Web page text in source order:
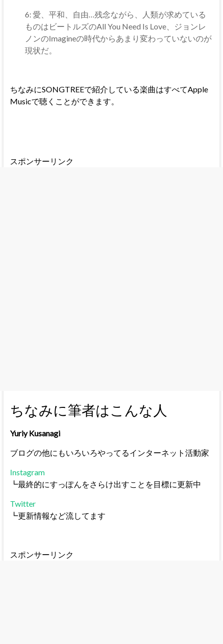
6: 愛、平和、自由…残念ながら、人類が求めている
ものはビートルズのAll You Need Is Love、ジョンレ
ノンのImagineの時代からあまり変わっていないのが
現状だ。
ちなみにSONGTREEで紹介している楽曲はすべてApple
Musicで聴くことができます。
スポンサーリンク
ちなみに筆者はこんな人
Yuriy Kusanagi
ブログの他にもいろいろやってるインターネット活動家
Instagram
┗最終的にすっぽんをさらけ出すことを目標に更新中
Twitter
┗更新情報など流してます
スポンサーリンク